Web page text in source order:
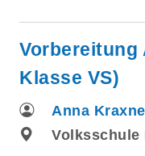
Vorbereitung
Klasse VS)
Anna
Volksschule